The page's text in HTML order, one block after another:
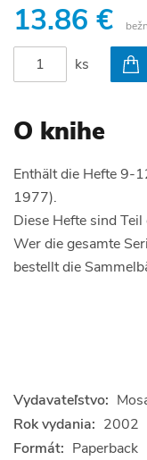
13.86 €
ks
O knihe
Enthält die Hefte 9-
1977).
Diese Hefte sind Teil
Wer die gesamte
bestellt die
Vydavateľstvo:
Rok vydania: 2002
Formát: Paperback